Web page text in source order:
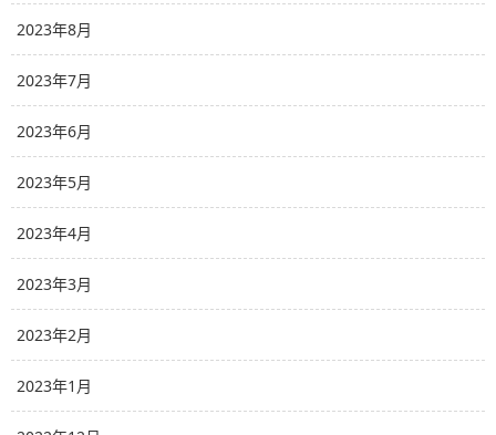
2023年8月
2023年7月
2023年6月
2023年5月
2023年4月
2023年3月
2023年2月
2023年1月